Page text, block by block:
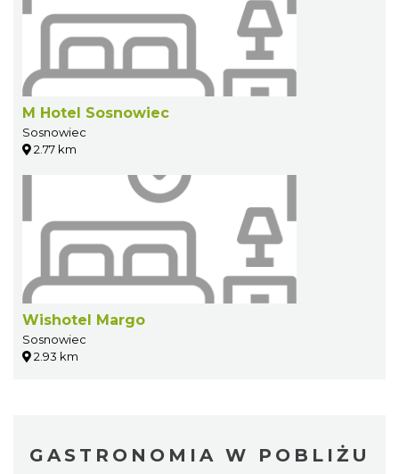
M Hotel Sosnowiec
Sosnowiec
2.77 km
Wishotel Margo
Sosnowiec
2.93 km
GASTRONOMIA W POBLIŻU